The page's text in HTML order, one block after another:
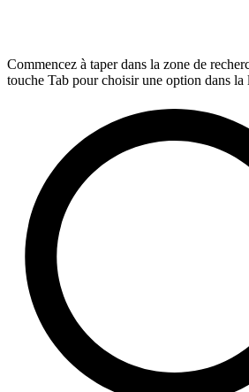
Commencez à taper dans la zone de
touche Tab pour choisir une option dans la